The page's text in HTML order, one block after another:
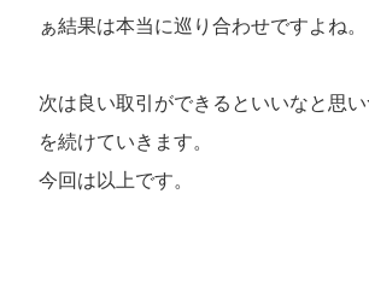
ぁ結果は本当に巡り合わせですよね。
次は良い取引ができるといいなと思
を続けていきます。
今回は以上です。